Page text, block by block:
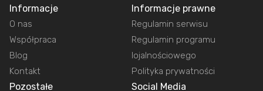
Informacje
O nas
Współpraca
Blog
Kontakt
Informacje prawne
Regulamin serwisu
Regulamin programu
lojalnościowego
Polityka prywatności
Pozostałe Social Media